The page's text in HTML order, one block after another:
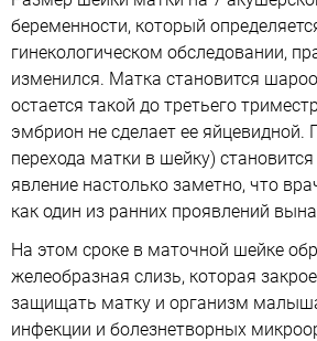
беременности, который
гинекологическом обследовании,
изменился. Матка становится
остается такой до третьего
эмбрион не сделает ее яйцевидной.
перехода матки в шейку)
явление настолько заметно, что
как один из ранних проявлений
На этом сроке в маточной шейке
желеобразная слизь, которая
защищать матку и организм
инфекции и болезнетворных